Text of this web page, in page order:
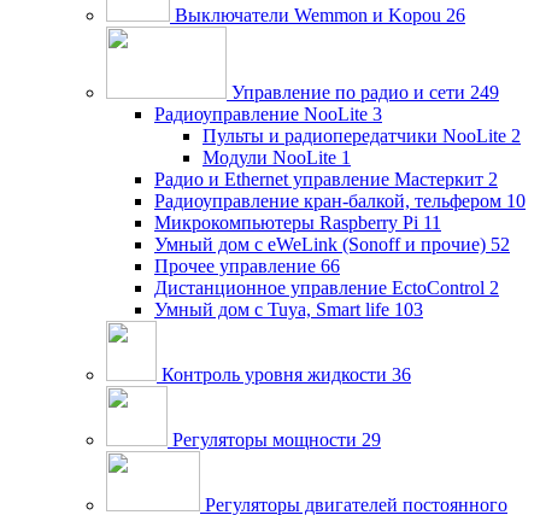
Выключатели Wemmon и Kopou 26
Управление по радио и сети 249
Радиоуправление NooLite 3
Пульты и радиопередатчики NooLite 2
Модули NooLite 1
Радио и Ethernet управление Мастеркит 2
Радиоуправление кран-балкой, тельфером 10
Микрокомпьютеры Raspberry Pi 11
Умный дом c eWeLink (Sonoff и прочие) 52
Прочее управление 66
Дистанционное управление EctoControl 2
Умный дом с Tuya, Smart life 103
Контроль уровня жидкости 36
Регуляторы мощности 29
Регуляторы двигателей постоянного